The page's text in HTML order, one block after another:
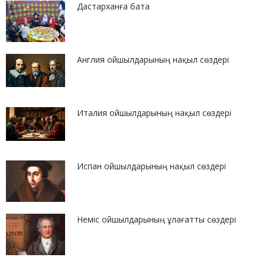
Дастарханға бата
Англия ойшылдарының нақыл сөздері
Италия ойшылдарының нақыл сөздері
Испан ойшылдарының нақыл сөздері
Неміс ойшылдарының ұлағатты сөздері